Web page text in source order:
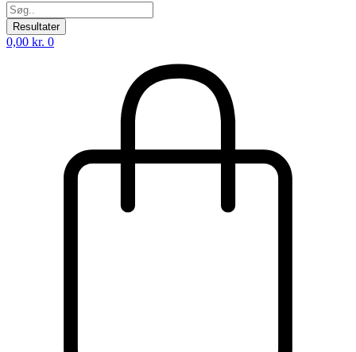
Search
...Resultater
0,00 kr. 0